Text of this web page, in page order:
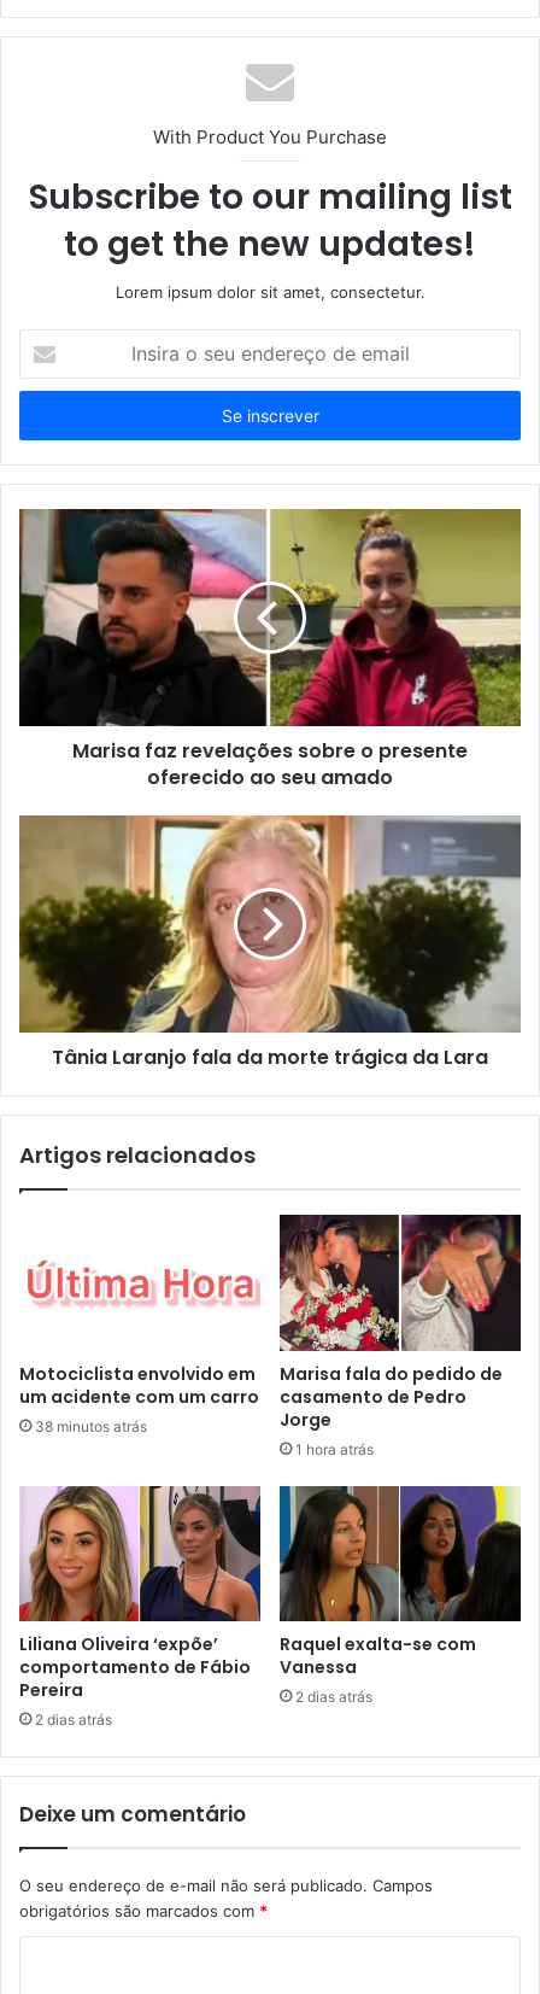
With Product You Purchase
Subscribe to our mailing list
to get the new updates!
Lorem ipsum dolor sit amet, consectetur.
seu
de
email
Marisa faz revelações sobre o presente
oferecido ao seu amado
Tânia Laranjo fala da morte trágica da Lara
Artigos relacionados
Motociclista envolvido em
um acidente com um carro
38 minutos atrás
Marisa fala do pedido de
casamento de Pedro
Jorge
1 hora atrás
Liliana Oliveira ‘expõe’
comportamento de Fábio
Pereira
2 dias atrás
Raquel exalta-se com
Vanessa
2 dias atrás
Deixe um comentário
O seu endereço de e-mail não será publicado. Campos
obrigatórios são marcados com *